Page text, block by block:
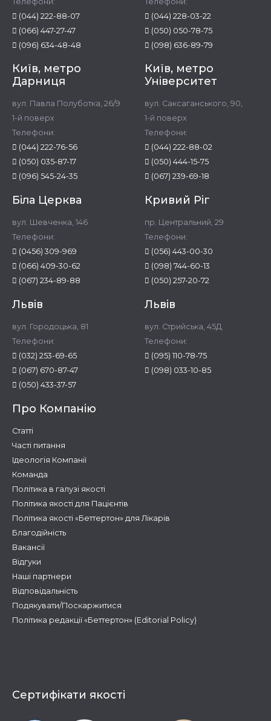
(044) 222-88-07
(066) 447-27-47
(096) 634-48-48
(044) 228-03-22
(050) 050-78-75
(098) 636-89-79
Київ, метро
Дарниця
вул. Павла Полуботка, 26/9
1-й поверх
Телефони:
(044) 222-76-56
(050) 035-87-17
(096) 545-24-35
Київ, метро
Університет
вул. Саксаганського, 90,
1-й поверх
Телефони:
(044) 222-88-02
(050) 444-15-75
(067) 239-69-18
Біла Церква
вул. Шевченка, 146
Телефони:
(0456) 309-969
(066) 409-30-62
(067) 234-89-88
Кривий Ріг
пр. Центральний, 29
Телефони:
(056) 443-00-30
(098) 744-60-13
(050) 257-20-72
Львів
вул. Городоцька, 81
Телефони:
(032) 253-69-65
(067) 670-87-47
(050) 433-37-57
Львів
вул. Стрийська, 45Д
Телефони:
(095) 110-78-75
(098) 033-10-85
Про Компанію
Статті
Часті питання
Ідеологія Компанії
Команда
Політика в галузі якості
Політика якості для Пацієнтів
Політика якості «Беттертон» для Лікарів
Благодійність
Вакансії
Відгуки
Наші партнери
Відповідальність
Подякувати/Поскаржитися
Політика редакції «Беттертон» (Editorial Policy)
Сертифікати якості